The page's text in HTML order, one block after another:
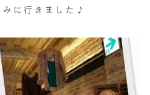
に行きました♪